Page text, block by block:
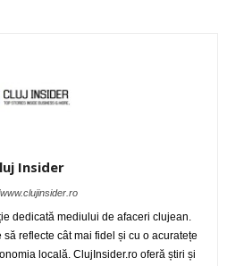
Insider
dedicată mediului de afaceri clujean.
reflecte cât mai fidel și cu o acuratețe
locală. ClujInsider.ro oferă știri și